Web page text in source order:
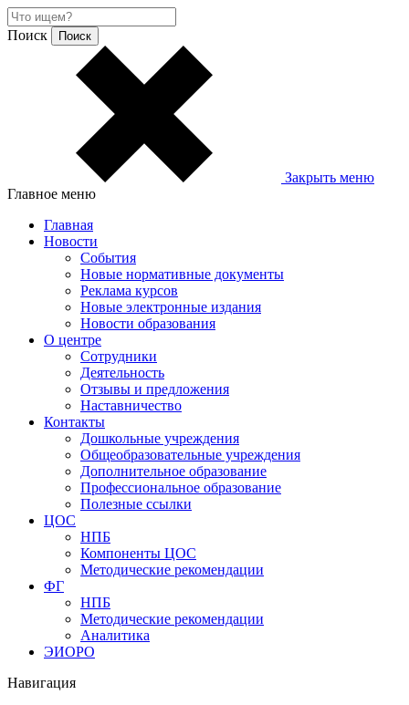
Поиск
Закрыть меню
Главное меню
Главная
Новости
События
Новые нормативные документы
Реклама курсов
Новые электронные издания
Новости образования
О центре
Сотрудники
Деятельность
Отзывы и предложения
Наставничество
Контакты
Дошкольные учреждения
Общеобразовательные учреждения
Дополнительное образование
Профессиональное образование
Полезные ссылки
ЦОС
НПБ
Компоненты ЦОС
Методические рекомендации
ФГ
НПБ
Методические рекомендации
Аналитика
ЭИОРО
Навигация